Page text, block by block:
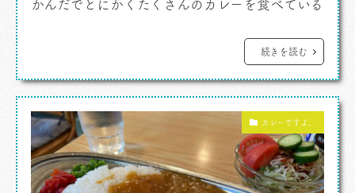
かんだでとにかくたくさんのカレーを食べている
き。それで別にいいと思ってます。で、カレー
も、どの方向のものもみんな好きなんですが、土
あ。 銀座に用事で出かけたんですが、実は1カ
[…]
続きを読む
カレーですよ。